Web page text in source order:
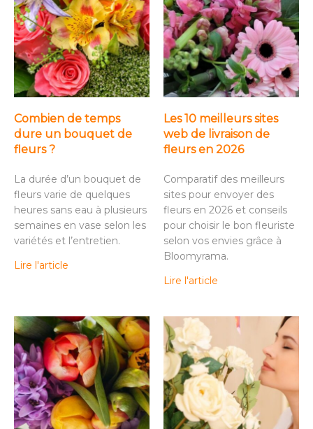
Combien de temps
dure un bouquet de
fleurs ?
La durée d’un bouquet de
fleurs varie de quelques
heures sans eau à plusieurs
semaines en vase selon les
variétés et l’entretien.
Lire l'article
Les 10 meilleurs sites
web de livraison de
fleurs en 2026
Comparatif des meilleurs
sites pour envoyer des
fleurs en 2026 et conseils
pour choisir le bon fleuriste
selon vos envies grâce à
Bloomyrama.
Lire l'article